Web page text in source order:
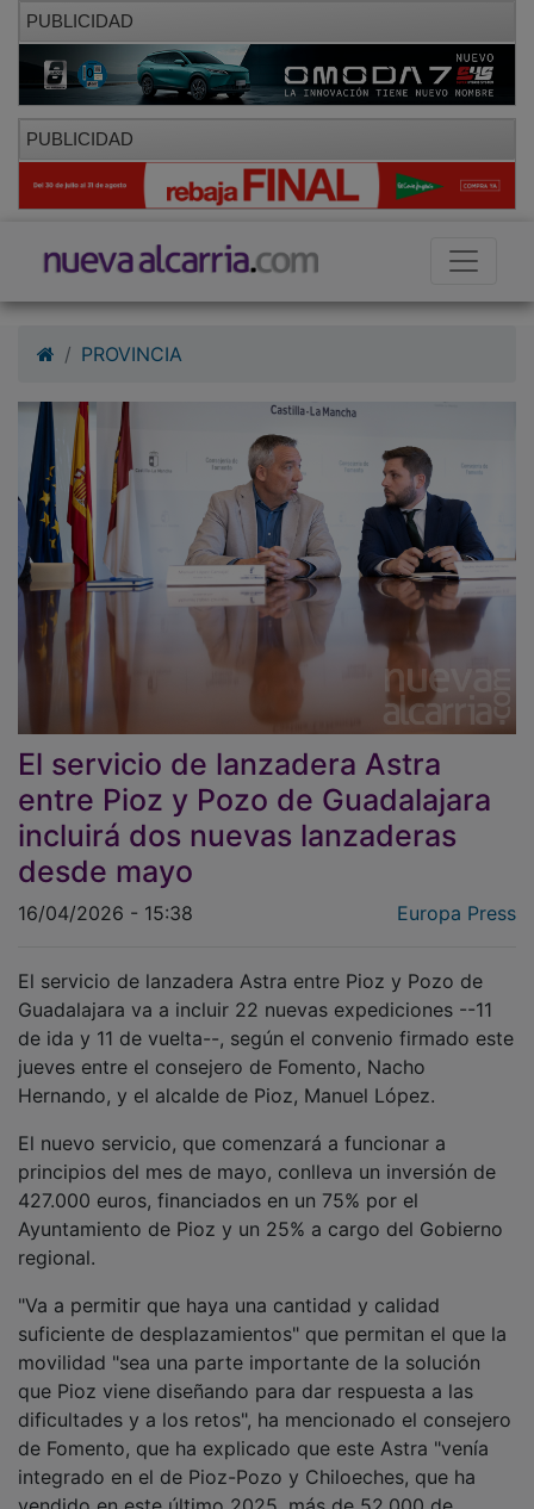
PUBLICIDAD
PUBLICIDAD
El servicio de lanzadera Astra
entre Pioz y Pozo de Guadalajara
incluirá dos nuevas lanzaderas
desde mayo
16/04/2026 - 15:38
Guadalajara va a incluir 22 nuevas expediciones --11
de ida y 11 de vuelta--, según el convenio firmado este
jueves entre el consejero de Fomento, Nacho
Hernando, y el alcalde de Pioz, Manuel López.
principios del mes de mayo, conlleva un inversión de
427.000 euros, financiados en un 75% por el
Ayuntamiento de Pioz y un 25% a cargo del Gobierno
regional.
suficiente de desplazamientos" que permitan el que la
movilidad "sea una parte importante de la solución
que Pioz viene diseñando para dar respuesta a las
dificultades y a los retos", ha mencionado el consejero
de Fomento, que ha explicado que este Astra "venía
integrado en el de Pioz-Pozo y Chiloeches, que ha
vendido en este último 2025, más de 52.000 de